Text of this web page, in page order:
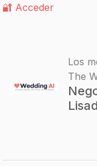
🔐 Acceder
Los
The